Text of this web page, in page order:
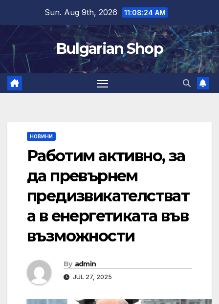
content
Sun. Aug 9th, 2026 11:08:25 AM
Bulgarian Shop
НОВИНИ
Работим активно, за
да превърнем
предизвикателстват
а в енергетиката във
възможности
By admin
JUL 27, 2025